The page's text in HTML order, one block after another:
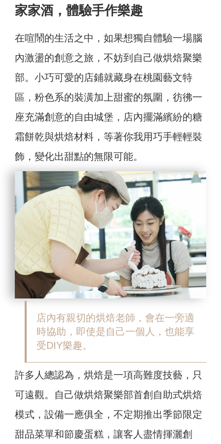
家家酒，體驗手作樂趣
在喧鬧的生活之中，如果想獨自體驗一場腦
內激盪的創意之旅，不妨到自己做烘焙聚樂
部。小巧可愛的店鋪就藏身在桃園藝文特
區，粉色系的裝潢加上甜蜜的氛圍，彷彿一
座充滿創意的自由城堡，店內擺滿繽紛的糖
霜餅乾與烘焙材料，等著你我用巧手輕輕裝
飾，變化出甜點的無限可能。
店內有親切的烘焙老師，會在一旁適
時協助，即使是自己一個人，也能享
受DIY樂趣。
許多人總認為，烘焙是一項高難度技藝，只
可遠觀。自己做烘焙聚樂部首創自助式烘焙
模式，設備一應俱全，不定期推出季節限定
甜品菜單和節慶蛋糕，讓客人盡情揮灑創